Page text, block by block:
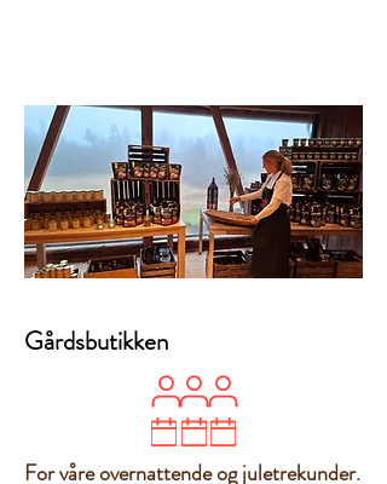
Gårdsbutikken
For våre overnattende og juletrekunder.